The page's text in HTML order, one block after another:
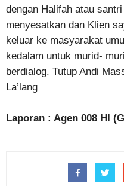
dengan Halifah atau
menyesatkan dan Klien
keluar ke masyarakat
kedalam untuk murid-
berdialog. Tutup Andi
La’lang
Laporan : Agen 008 HI